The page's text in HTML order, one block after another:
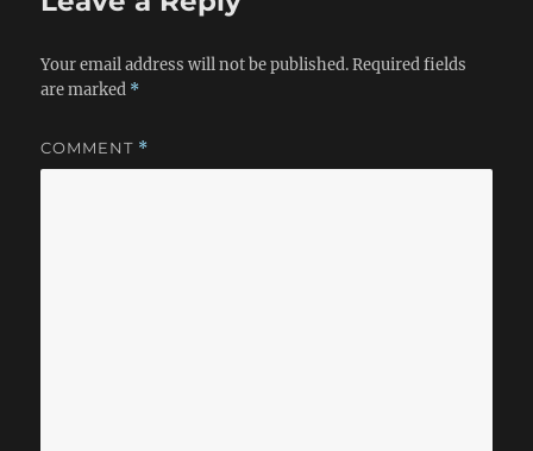
正（在我心理和生理能接受的范围之内）；缺点：要用电池
接，这样意味着我不能给iPhone和iPod充电。 好，说完音
箱，就此打住，总之我非常喜欢，等有钱了换个带俩Dock的，
了。上星期和耳机一起下的单，音箱都收到了，耳机刚刚发
Your email address will not be published. Required fields
are marked *
COMMENT *